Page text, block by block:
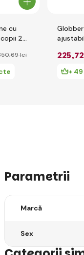
cu
2
,69 lei 225
+
Parametrii
Marcă
Sex